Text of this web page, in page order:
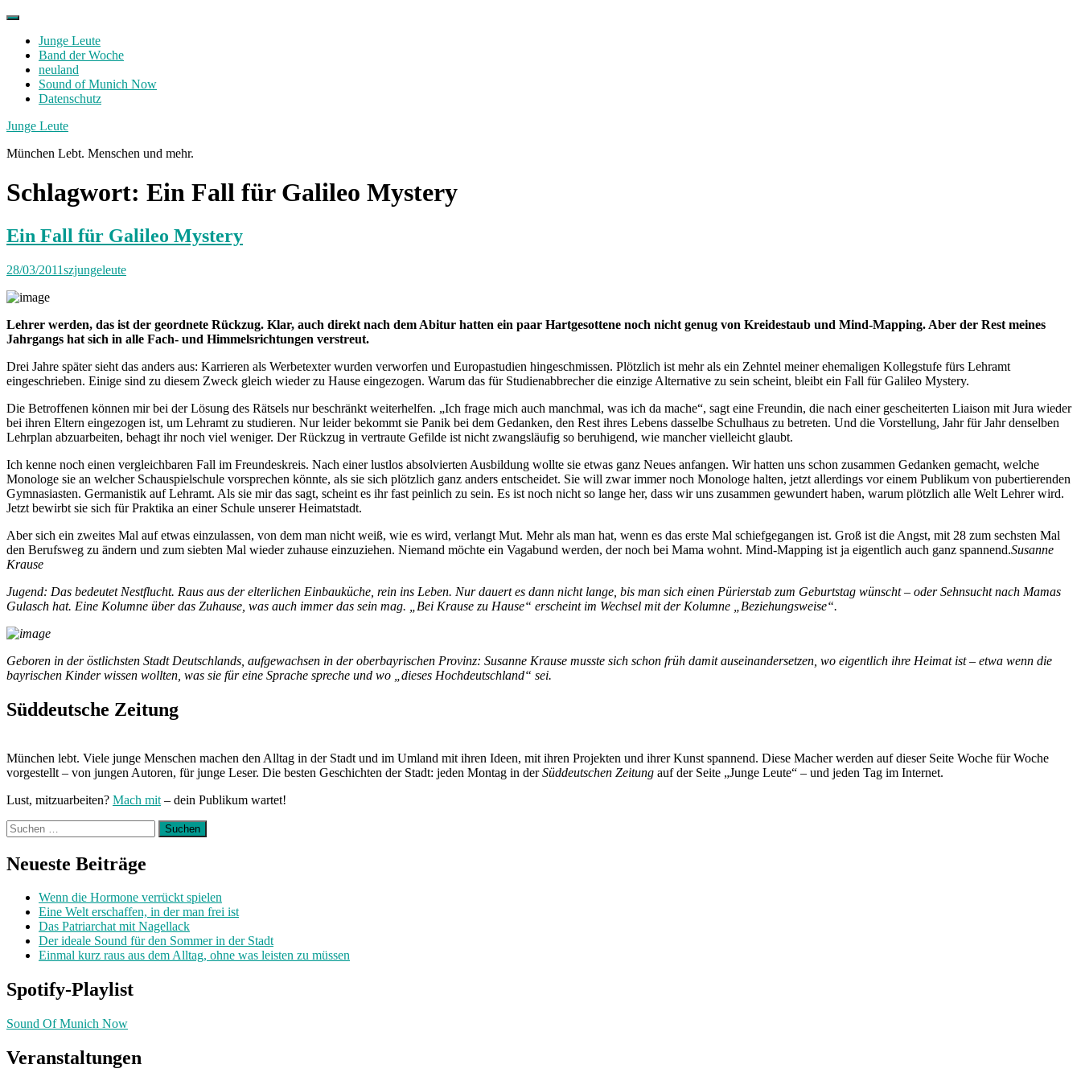
Skip
contentJunge Leute
Band der Woche
neuland
Sound of Munich Now
Datenschutz
Facebook
Twitter
Instagram
Junge Leute
München Lebt. Menschen und mehr.
Schlagwort: Ein Fall für Galileo Mystery
Ein Fall für Galileo Mystery
28/03/2011szjungeleute
Lehrer werden, das ist der geordnete Rückzug. Klar, auch direkt nach dem Abitur hatten ein paar Hartgesottene noch nicht genug von Kreidestaub und Mind-Mapping. Aber der Rest meines
Jahrgangs hat sich in alle Fach- und Himmelsrichtungen verstreut.
Drei Jahre später sieht das anders aus: Karrieren als Werbetexter wurden verworfen und Europastudien hingeschmissen. Plötzlich ist mehr als ein Zehntel meiner ehemaligen Kollegstufe fürs Lehramt
eingeschrieben. Einige sind zu diesem Zweck gleich wieder zu Hause eingezogen. Warum das für Studienabbrecher die einzige Alternative zu sein scheint, bleibt ein Fall für Galileo Mystery.
Die Betroffenen können mir bei der Lösung des Rätsels nur beschränkt weiterhelfen. „Ich frage mich auch manchmal, was ich da mache“, sagt eine Freundin, die nach einer gescheiterten Liaison mit Jura wieder
bei ihren Eltern eingezogen ist, um Lehramt zu studieren. Nur leider bekommt sie Panik bei dem Gedanken, den Rest ihres Lebens dasselbe Schulhaus zu betreten. Und die Vorstellung, Jahr für Jahr denselben
Lehrplan abzuarbeiten, behagt ihr noch viel weniger. Der Rückzug in vertraute Gefilde ist nicht zwangsläufig so beruhigend, wie mancher vielleicht glaubt.
Ich kenne noch einen vergleichbaren Fall im Freundeskreis. Nach einer lustlos absolvierten Ausbildung wollte sie etwas ganz Neues anfangen. Wir hatten uns schon zusammen Gedanken gemacht, welche
Monologe sie an welcher Schauspielschule vorsprechen könnte, als sie sich plötzlich ganz anders entscheidet. Sie will zwar immer noch Monologe halten, jetzt allerdings vor einem Publikum von pubertierenden
Gymnasiasten. Germanistik auf Lehramt. Als sie mir das sagt, scheint es ihr fast peinlich zu sein. Es ist noch nicht so lange her, dass wir uns zusammen gewundert haben, warum plötzlich alle Welt Lehrer wird.
Jetzt bewirbt sie sich für Praktika an einer Schule unserer Heimatstadt.
Aber sich ein zweites Mal auf etwas einzulassen, von dem man nicht weiß, wie es wird, verlangt Mut. Mehr als man hat, wenn es das erste Mal schiefgegangen ist. Groß ist die Angst, mit 28 zum sechsten Mal
den Berufsweg zu ändern und zum siebten Mal wieder zuhause einzuziehen. Niemand möchte ein Vagabund werden, der noch bei Mama wohnt. Mind-Mapping ist ja eigentlich auch ganz spannend.Susanne
Krause
Jugend: Das bedeutet Nestflucht. Raus aus der elterlichen Einbauküche, rein ins Leben. Nur dauert es dann nicht lange, bis man sich einen Pürierstab zum Geburtstag wünscht – oder Sehnsucht nach Mamas
Gulasch hat. Eine Kolumne über das Zuhause, was auch immer das sein mag. „Bei Krause zu Hause“ erscheint im Wechsel mit der Kolumne „Beziehungsweise“.
Geboren in der östlichsten Stadt Deutschlands, aufgewachsen in der oberbayrischen Provinz: Susanne Krause musste sich schon früh damit auseinandersetzen, wo eigentlich ihre Heimat ist – etwa wenn die
bayrischen Kinder wissen wollten, was sie für eine Sprache spreche und wo „dieses Hochdeutschland“ sei.
Süddeutsche Zeitung
München lebt. Viele junge Menschen machen den Alltag in der Stadt und im Umland mit ihren Ideen, mit ihren Projekten und ihrer Kunst spannend. Diese Macher werden auf dieser Seite Woche für Woche
vorgestellt – von jungen Autoren, für junge Leser. Die besten Geschichten der Stadt: jeden Montag in derSüddeutschen Zeitung auf der Seite „Junge Leute“ – und jeden Tag im Internet.
Lust, mitzuarbeiten? Mach mit – dein Publikum wartet!
Suchen
nach:
Neueste Beiträge
Wenn die Hormone verrückt spielen
Eine Welt erschaffen, in der man frei ist
Das Patriarchat mit Nagellack
Der ideale Sound für den Sommer in der Stadt
Einmal kurz raus aus dem Alltag, ohne was leisten zu müssen
Spotify-Playlist
Sound Of Munich Now
Veranstaltungen